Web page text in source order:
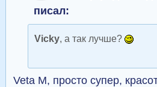
писал:
Vicky, а так лучше?
Veta M, просто супер,